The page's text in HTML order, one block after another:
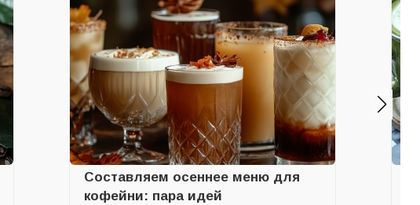
Составляем осеннее меню для
кофейни: пара идей